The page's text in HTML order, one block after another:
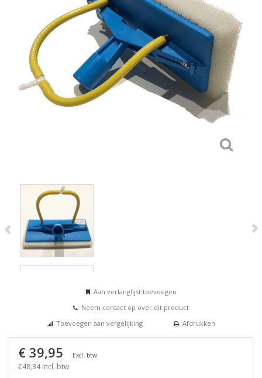
Aan verlanglijst toevoegen
Neem contact op over dit product
Toevoegen aan vergelijking
Afdrukken
€ 39,95 Excl. btw
€48,34 Incl. btw